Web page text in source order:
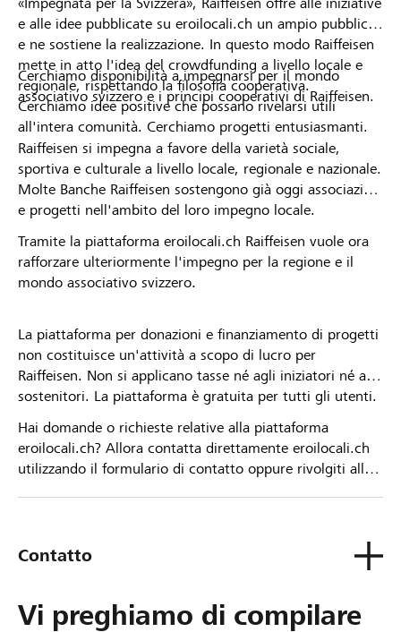
e alle idee pubblicate su eroilocali.ch un ampio pubblico
e ne sostiene la realizzazione. In questo modo Raiffeisen
mette in atto l'idea del crowdfunding a livello locale e
regionale, rispettando la filosofia cooperativa.
Cerchiamo idee positive che possano rivelarsi utili
all'intera comunità. Cerchiamo progetti entusiasmanti.
Cerchiamo disponibilità a impegnarsi per il mondo
associativo svizzero e i principi cooperativi di Raiffeisen.
Raiffeisen si impegna a favore della varietà sociale,
sportiva e culturale a livello locale, regionale e nazionale.
Molte Banche Raiffeisen sostengono già oggi associazioni
e progetti nell'ambito del loro impegno locale.
Tramite la piattaforma eroilocali.ch Raiffeisen vuole ora
rafforzare ulteriormente l'impegno per la regione e il
mondo associativo svizzero.
La piattaforma per donazioni e finanziamento di progetti
non costituisce un'attività a scopo di lucro per
Raiffeisen. Non si applicano tasse né agli iniziatori né ai
sostenitori. La piattaforma è gratuita per tutti gli utenti.
Hai domande o richieste relative alla piattaforma
eroilocali.ch? Allora contatta direttamente eroilocali.ch
utilizzando il formulario di contatto oppure rivolgiti alla
Contatto
Vi preghiamo di compilare